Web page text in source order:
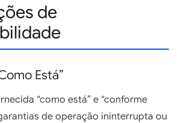
de
Está”
“como está” e “conforme
de operação ininterrupta ou